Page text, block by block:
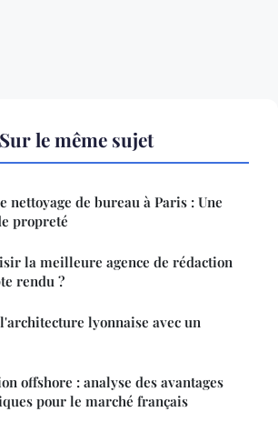
le même sujet
nettoyage de bureau à Paris : Une
propreté
la meilleure agence de rédaction
rendu ?
lyonnaise avec un
offshore : analyse des avantages
pour le marché français